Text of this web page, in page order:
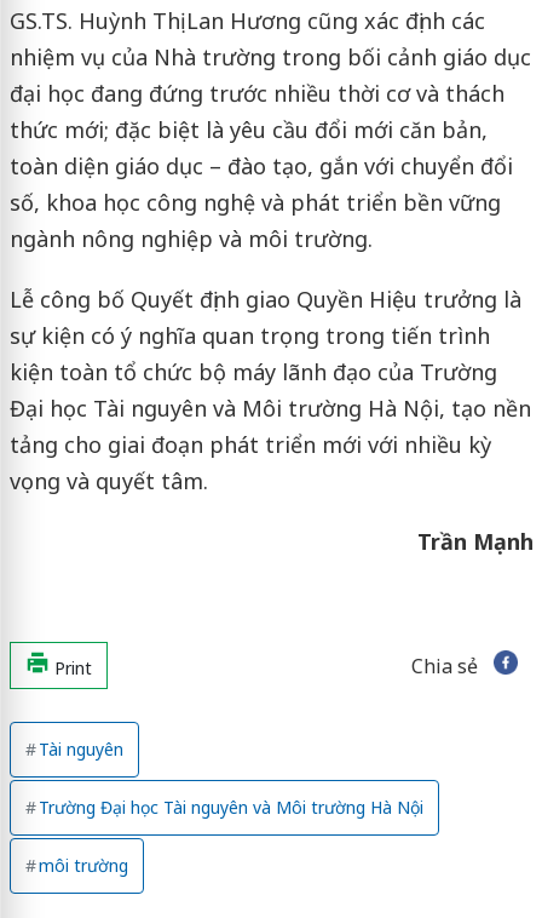
GS.TS. Huỳnh Thị Lan Hương cũng xác định các
nhiệm vụ của Nhà trường trong bối cảnh giáo dục
đại học đang đứng trước nhiều thời cơ và thách
thức mới; đặc biệt là yêu cầu đổi mới căn bản,
toàn diện giáo dục – đào tạo, gắn với chuyển đổi
số, khoa học công nghệ và phát triển bền vững
ngành nông nghiệp và môi trường.
Lễ công bố Quyết định giao Quyền Hiệu trưởng là
sự kiện có ý nghĩa quan trọng trong tiến trình
kiện toàn tổ chức bộ máy lãnh đạo của Trường
Đại học Tài nguyên và Môi trường Hà Nội, tạo nền
tảng cho giai đoạn phát triển mới với nhiều kỳ
vọng và quyết tâm.
Trần Mạnh
Print Chia sẻ
Tài nguyên
Trường Đại học Tài nguyên và Môi trường Hà Nội
môi trường